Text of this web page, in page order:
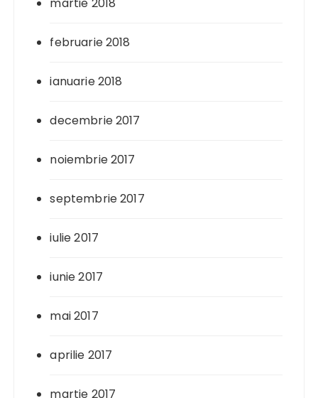
martie 2018
februarie 2018
ianuarie 2018
decembrie 2017
noiembrie 2017
septembrie 2017
iulie 2017
iunie 2017
mai 2017
aprilie 2017
martie 2017